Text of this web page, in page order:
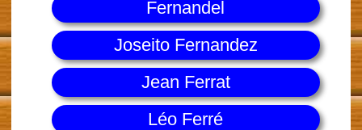
Fernandel
Joseito Fernandez
Jean Ferrat
Léo Ferré